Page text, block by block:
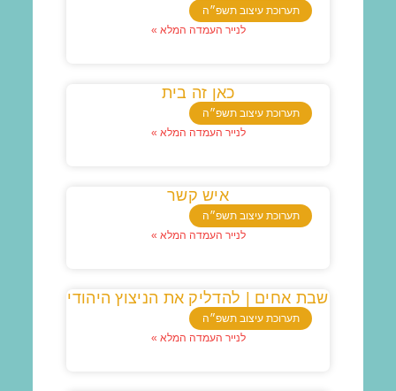
תערוכת עיצוב תשפ״ה
לנייר העמדה המלא »
תערוכת עיצוב תשפ״ה
כאן זה בית
לנייר העמדה המלא »
תערוכת עיצוב תשפ״ה
איש קשר
לנייר העמדה המלא »
תערוכת עיצוב תשפ״ה
שבת אחים | להדליק את הניצוץ היהודי
לנייר העמדה המלא »